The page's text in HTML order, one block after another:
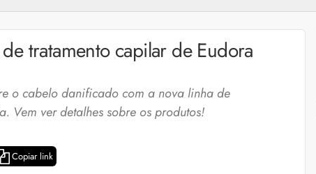
tratamento capilar de Eudora
o cabelo danificado com a nova linha de
Vem ver detalhes sobre os produtos!
Copiar link